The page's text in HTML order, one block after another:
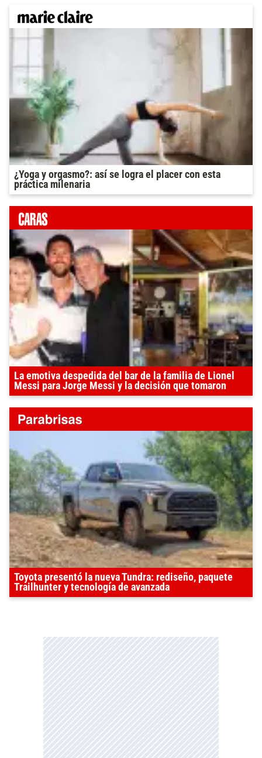
¿Yoga y orgasmo?: así se logra el placer con esta
práctica milenaria
La emotiva despedida del bar de la familia de Lionel
Messi para Jorge Messi y la decisión que tomaron
Toyota presentó la nueva Tundra: rediseño, paquete
Trailhunter y tecnología de avanzada